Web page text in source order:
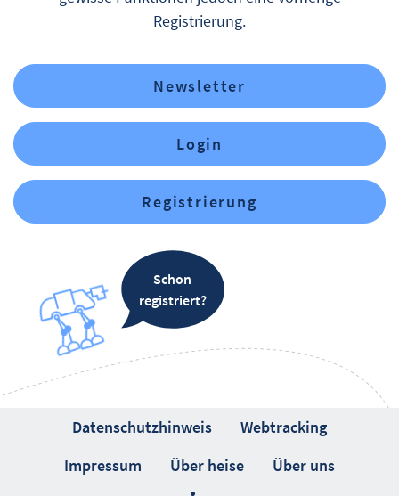
Registrierung.
Newsletter
Login
Registrierung
Schon
registriert?
Datenschutzhinweis
Webtracking
Impressum
Über heise Über uns